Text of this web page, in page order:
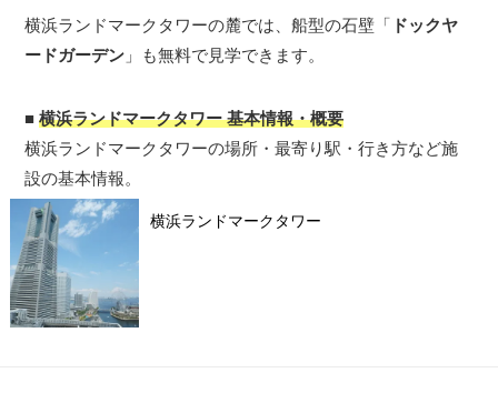
横浜ランドマークタワーの麓では、船型の石壁「 ドックヤ
ードガーデン 」も無料で見学できます。
■横浜ランドマークタワー 基本情報・概要
横浜ランドマークタワーの場所・最寄り駅・行き方など施
設の基本情報。
横浜ランドマークタワー